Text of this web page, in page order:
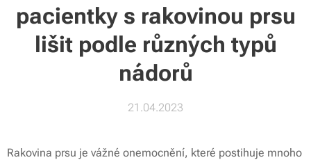
pacientky s rakovinou prsu
lišit podle různých typů
nádorů
21.04.2023
Rakovina prsu je vážné onemocnění, které postihuje mnoho